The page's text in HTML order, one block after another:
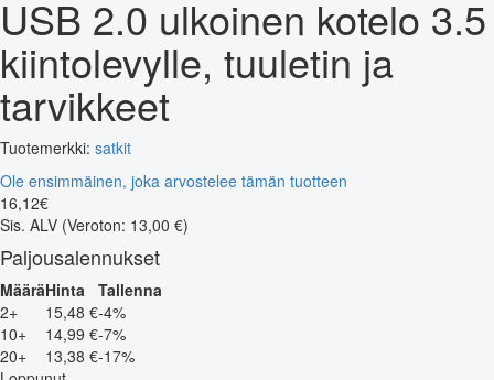
USB 2.0 ulkoinen kotelo 3.5
kiintolevylle, tuuletin ja
tarvikkeet
Tuotemerkki: satkit
Ole ensimmäinen, joka arvostelee tämän tuotteen
16,12€
Sis. ALV (Veroton: 13,00 €)
Paljousalennukset
MääräHinta Tallenna
2+
15,48 €-4%
10+
14,99 €-7%
20+
13,38 €-17%